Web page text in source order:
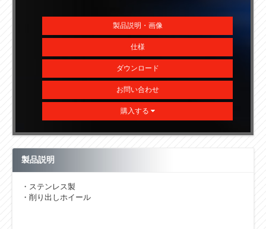
製品説明・画像
仕様
ダウンロード
お問い合わせ
購入する
製品説明
・ステンレス製
・削り出しホイール